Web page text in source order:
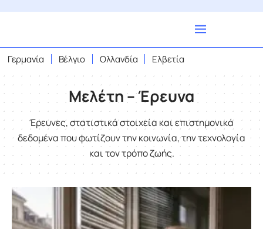
Γερμανία Βέλγιο Ολλανδία Ελβετία
Μελέτη – Έρευνα
Έρευνες, στατιστικά στοιχεία και επιστημονικά
δεδομένα που φωτίζουν την κοινωνία, την τεχνολογία
και τον τρόπο ζωής.